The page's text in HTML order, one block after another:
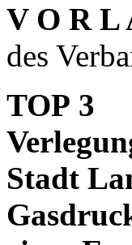
V O R L
des
TOP 3
Stadt